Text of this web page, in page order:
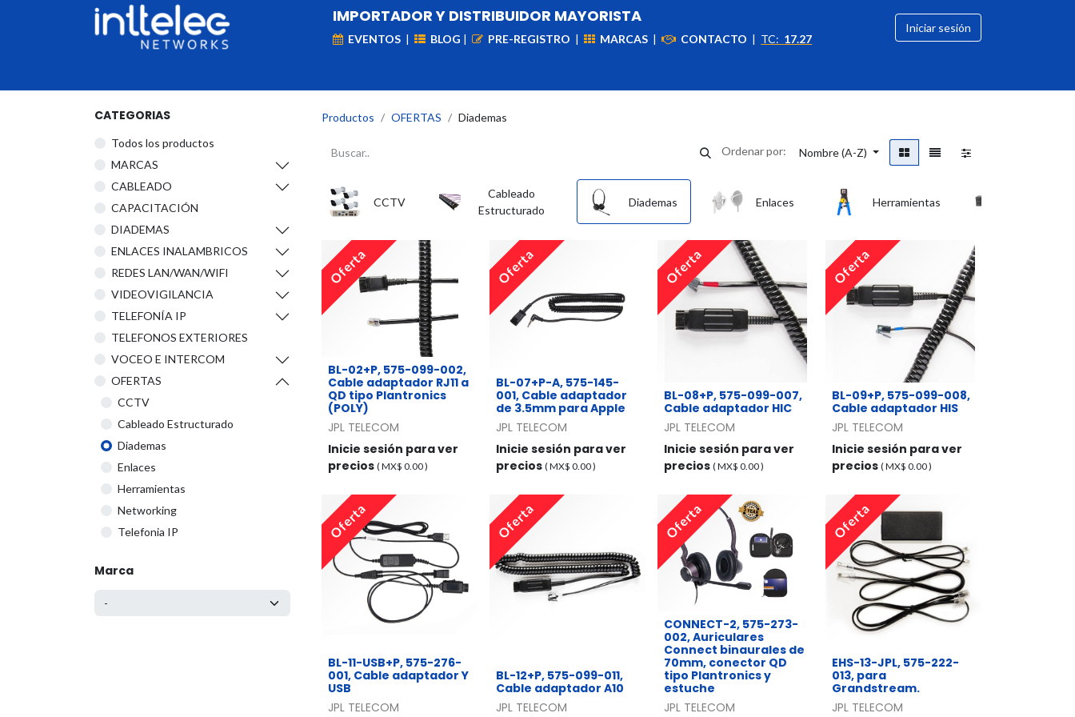
IMPORTADOR Y DISTRIBUIDOR MAYORISTA
EVENTOS | BLOG | PRE-REGISTRO | MARCAS | CONTACTO | TC: 17.27
Iniciar sesión
CATEGORIAS
Todos los productos
​MARCAS
CABLEADO
CAPACITACIÓN
DIADEMAS
ENLACES INALAMBRICOS
REDES LAN/WAN/WIFI
VIDEOVIGILANCIA
TELEFONÍA IP
TELEFONOS EXTERIORES
VOCEO E INTERCOM
OFERTAS
CCTV
Cableado Estructurado
Diademas
Enlaces
Herramientas
Networking
Telefonia IP
Marca
Productos OFERTAS Diademas
Ordenar por: Nombre (A-Z)
CCTV
Cableado
Estructurado
Diademas Enlaces Herramientas
Oferta
BL-02+P, 575-099-002,
Cable adaptador RJ11 a
QD tipo Plantronics
(POLY)
JPL TELECOM
Inicie sesión para ver
precios ( MX$ 0.00)
Oferta
BL-07+P-A, 575-145-
001, Cable adaptador
de 3.5mm para Apple
JPL TELECOM
Inicie sesión para ver
precios ( MX$ 0.00)
Oferta
BL-08+P, 575-099-007,
Cable adaptador HIC
JPL TELECOM
Inicie sesión para ver
precios ( MX$ 0.00)
Oferta
BL-09+P, 575-099-008,
Cable adaptador HIS
JPL TELECOM
Inicie sesión para ver
precios ( MX$ 0.00)
Oferta
BL-11-USB+P, 575-276-
001, Cable adaptador Y
USB
JPL TELECOM
Oferta
BL-12+P, 575-099-011,
Cable adaptador A10
JPL TELECOM
Oferta
CONNECT-2, 575-273-
002, Auriculares
Connect binaurales de
70mm, conector QD
tipo Plantronics y
estuche
JPL TELECOM
Oferta
EHS-13-JPL, 575-222-
013, para
Grandstream.
JPL TELECOM